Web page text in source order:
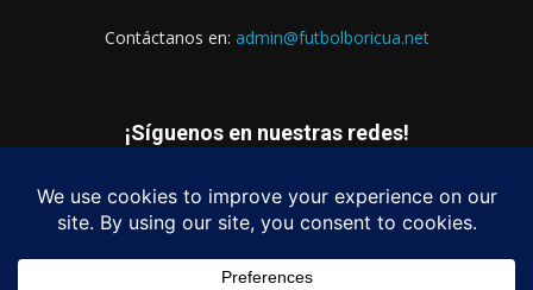
Contáctanos en: admin@futbolboricua.net
¡Síguenos en nuestras redes!